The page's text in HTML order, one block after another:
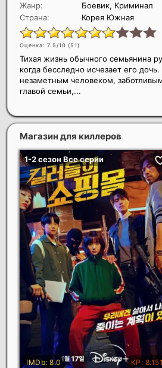
Жанр:
Боевик, Криминал
Страна:
Корея Южная
Оценка: 7.5/10 (51)
Тихая жизнь обычного семьянина
когда бесследно исчезает его
незаметным человеком,
главой семьи,...
Магазин для киллеров